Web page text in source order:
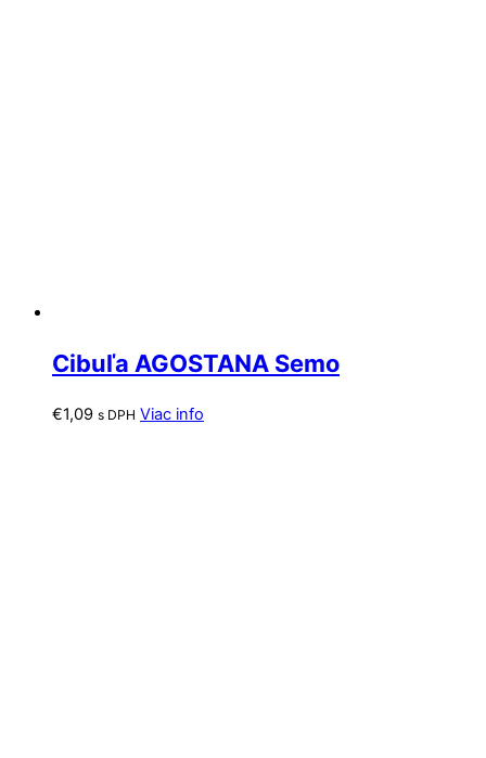
Cibuľa AGOSTANA Semo
€1,09 s DPH Viac info